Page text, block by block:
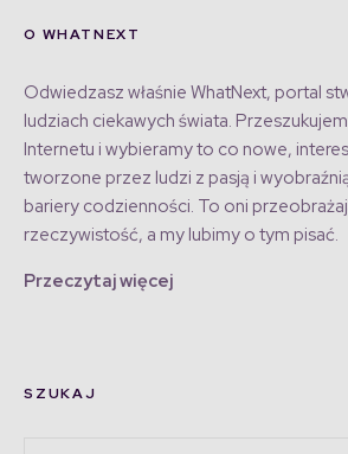
O WHATNEXT
Odwiedzasz właśnie WhatNext, portal
ludziach ciekawych świata.
Internetu i wybieramy to co nowe,
tworzone przez ludzi z pasją i
bariery codzienności. To oni
rzeczywistość, a my lubimy o tym pisać.
Przeczytaj więcej
SZUKAJ